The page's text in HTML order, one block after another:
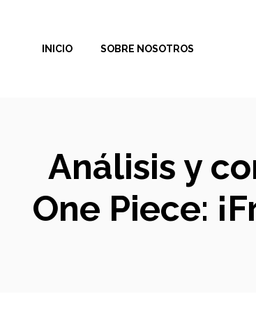
contenidoINICIO SOBRE NOSOTROS
Análisis y
One Piece: